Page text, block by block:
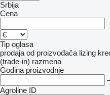
Srbija
Cena
Tip oglasa
prodaja od proizvođača lizing
(trade-in) razmena
Godina proizvodnje
Agroline ID